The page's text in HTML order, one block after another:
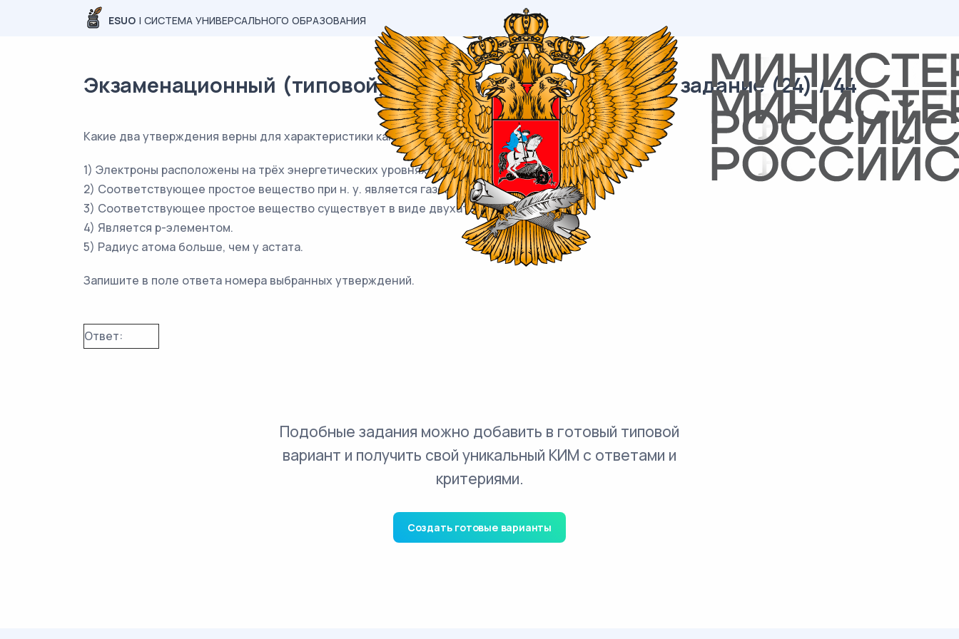
ESUO | СИСТЕМА УНИВЕРСАЛЬНОГО ОБРАЗОВАНИЯ
Экзаменационный (типовой) материал ОГЭ / Химия / 06 задание (24) / 44
Какие два утверждения верны для характеристики как хлора, так и брома?
1) Электроны расположены на трёх энергетических уровнях.
2) Соответствующее простое вещество при н. у. является газом.
3) Соответствующее простое вещество существует в виде двухатомных молекул.
4) Является p-элементом.
5) Радиус атома больше, чем у астата.
Запишите в поле ответа номера выбранных утверждений.
Ответ:
Подобные задания можно добавить в готовый типовой
вариант и получить свой уникальный КИМ с ответами и
критериями.
Создать готовые варианты